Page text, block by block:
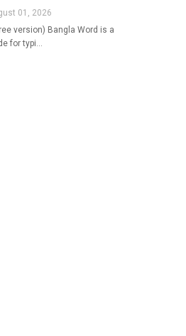
01, 2026
version) Bangla Word is a
for typi…